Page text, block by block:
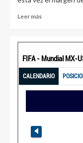
Leer más